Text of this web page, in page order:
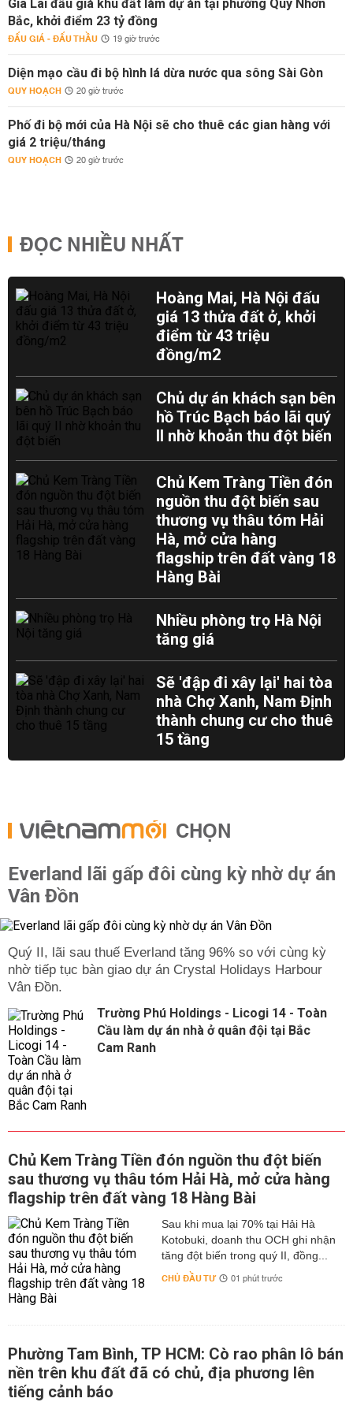
Gia Lai đấu giá khu đất làm dự án tại phường Quy Nhơn
Bắc, khởi điểm 23 tỷ đồng
ĐẤU GIÁ - ĐẤU THẦU 19 giờ trước
Diện mạo cầu đi bộ hình lá dừa nước qua sông Sài Gòn
QUY HOẠCH 20 giờ trước
Phố đi bộ mới của Hà Nội sẽ cho thuê các gian hàng với
giá 2 triệu/tháng
QUY HOẠCH 20 giờ trước
ĐỌC NHIỀU NHẤT
Hoàng Mai, Hà Nội đấu
giá 13 thửa đất ở, khởi
điểm từ 43 triệu
đồng/m2
Chủ dự án khách sạn bên
hồ Trúc Bạch báo lãi quý
II nhờ khoản thu đột biến
Chủ Kem Tràng Tiền đón
nguồn thu đột biến sau
thương vụ thâu tóm Hải
Hà, mở cửa hàng
flagship trên đất vàng 18
Hàng Bài
Nhiều phòng trọ Hà Nội
tăng giá
Sẽ 'đập đi xây lại' hai tòa
nhà Chợ Xanh, Nam Định
thành chung cư cho thuê
15 tầng
CHỌN
Everland lãi gấp đôi cùng kỳ nhờ dự án
Vân Đồn
Quý II, lãi sau thuế Everland tăng 96% so với cùng kỳ
nhờ tiếp tục bàn giao dự án Crystal Holidays Harbour
Vân Đồn.
Trường Phú Holdings - Licogi 14 - Toàn
Cầu làm dự án nhà ở quân đội tại Bắc
Cam Ranh
Chủ Kem Tràng Tiền đón nguồn thu đột biến
sau thương vụ thâu tóm Hải Hà, mở cửa hàng
flagship trên đất vàng 18 Hàng Bài
Sau khi mua lại 70% tại Hải Hà
Kotobuki, doanh thu OCH ghi nhận
tăng đột biến trong quý II, đồng...
CHỦ ĐẦU TƯ 01 phút trước
Phường Tam Bình, TP HCM: Cò rao phân lô bán
nền trên khu đất đã có chủ, địa phương lên
tiếng cảnh báo